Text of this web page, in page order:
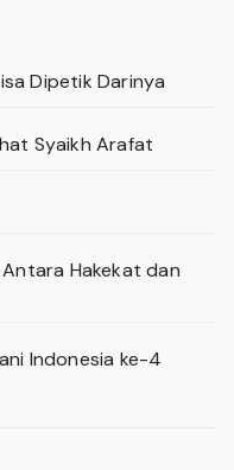
Dipetik Darinya
Syaikh Arafat
Hakekat dan
Indonesia ke-4